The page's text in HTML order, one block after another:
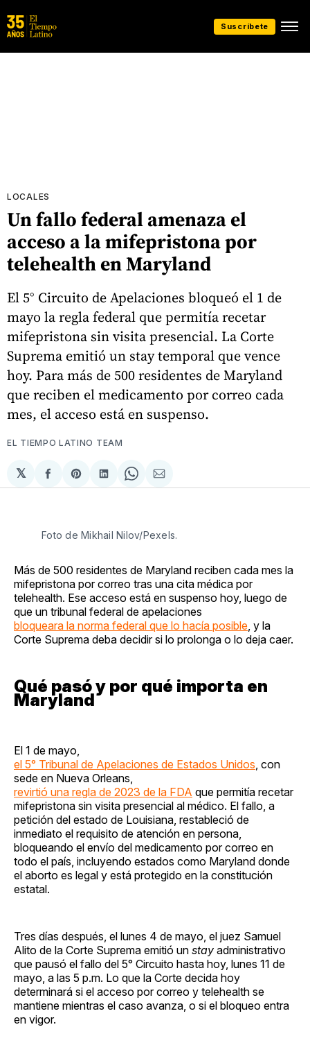
Suscríbete
LOCALES
Un fallo federal amenaza el
acceso a la mifepristona por
telehealth en Maryland
El 5° Circuito de Apelaciones bloqueó el 1 de
mayo la regla federal que permitía recetar
mifepristona sin visita presencial. La Corte
Suprema emitió un stay temporal que vence
hoy. Para más de 500 residentes de Maryland
que reciben el medicamento por correo cada
mes, el acceso está en suspenso.
EL TIEMPO LATINO TEAM
𝕏
Compartir
en
Share
on
Compartir
en
Share
on
Compartir
via
Foto de Mikhail Nilov/Pexels.
Más de 500 residentes de Maryland reciben cada mes la
mifepristona por correo tras una cita médica por
telehealth. Ese acceso está en suspenso hoy, luego de
que un tribunal federal de apelaciones
bloqueara la norma federal que lo hacía posible , y la
Corte Suprema deba decidir si lo prolonga o lo deja caer.
Qué pasó y por qué importa en
Maryland
El 1 de mayo,
el 5° Tribunal de Apelaciones de Estados Unidos , con
sede en Nueva Orleans,
revirtió una regla de 2023 de la FDA que permitía recetar
mifepristona sin visita presencial al médico. El fallo, a
petición del estado de Louisiana, restableció de
inmediato el requisito de atención en persona,
bloqueando el envío del medicamento por correo en
todo el país, incluyendo estados como Maryland donde
el aborto es legal y está protegido en la constitución
estatal.
Tres días después, el lunes 4 de mayo, el juez Samuel
Alito de la Corte Suprema emitió un stay administrativo
que pausó el fallo del 5° Circuito hasta hoy, lunes 11 de
mayo, a las 5 p.m. Lo que la Corte decida hoy
determinará si el acceso por correo y telehealth se
mantiene mientras el caso avanza, o si el bloqueo entra
en vigor.